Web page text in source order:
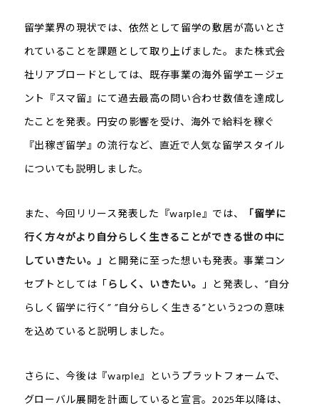
留学業界の現状では、依然として留学の敷居が高いとさ
れていることを課題として取り上げました。また株式会
社リアブロードとしては、既存事業の海外留学エージェ
ント『スマ留』にて過去最高の問い合わせ数値を達成し
たことを発表。円安の影響を受け、海外で給料を稼ぐ
『出稼ぎ留学』の流行など、直近で人気な留学スタイル
についても説明しました。
また、今回リリース発表した『warple』では、
「留学に
行く方々がより自分らしく生きることができる世の中に
していきたい。」 と開発に至った想いも発表。事業コン
セプトとしては「らしく、いきたい。 」と発表し、”自分
らしく留学に行く” ”自分らしく生きる”という2つの意味
を込めていると説明しました。
さらに、今後は『warple』というプラットフォームで、
グローバル展開を計画していると宣言。2025年以降は、